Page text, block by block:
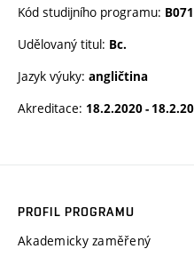
Kód studijního programu:
Udělovaný titul: Bc.
Jazyk výuky: angličtina
Akreditace: 18.2.2020 -
PROFIL PROGRAMU
Akademicky zaměřený